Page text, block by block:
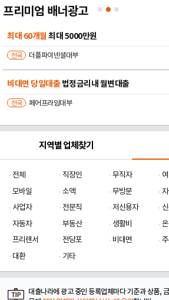
프리미엄 배너광고
비대면 당일대출수수료X 선이자 X
전국 모범트러스트대부
법정금리 당일대출비대면 당일 승인
전국 민생대부중개
지역별 업체찾기
전체 직장인 무직자
모바일
소액 무방문
사업자
전문직 저신용자
자동차
부동산 생활비
프리랜서
전당포 비대면
대환
기타
대출나라에 광고 중인 등록업체마다 기준과 상품,